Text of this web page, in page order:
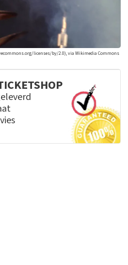
licenses/by/2.0), via Wikimedia Commons